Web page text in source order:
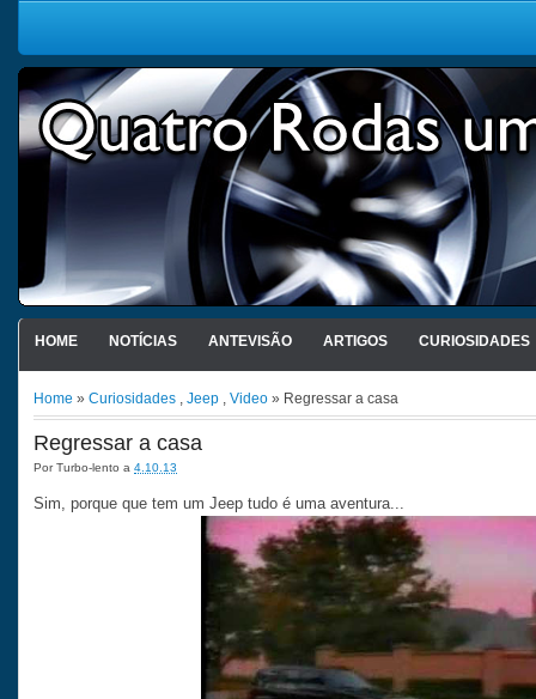
HOME NOTÍCIAS ANTEVISÃO ARTIGOS CURIOSIDADES
Home » Curiosidades , Jeep , Video » Regressar a casa
Regressar a casa
PorTurbo-lento a 4.10.13
Sim, porque que tem um Jeep tudo é uma aventura...